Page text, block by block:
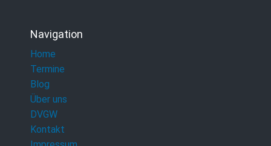
Navigation
Home
Termine
Blog
Über uns
DVGW
Kontakt